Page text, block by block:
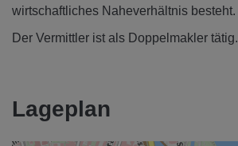
wirtschaftliches Naheverhältnis besteht.
Der Vermittler ist als Doppelmakler tätig.
Lageplan